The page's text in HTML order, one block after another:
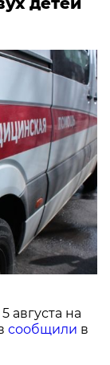
августа на
сообщили в